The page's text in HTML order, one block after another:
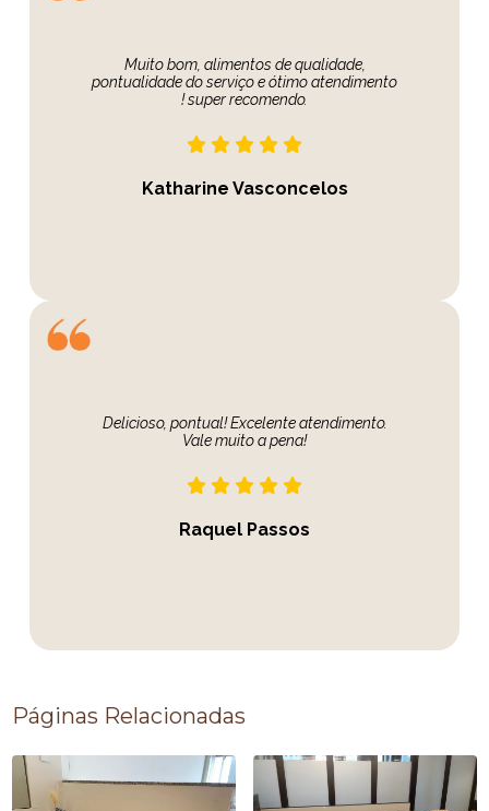
Muito bom, alimentos de qualidade,
pontualidade do serviço e ótimo atendimento
! super recomendo.
Katharine Vasconcelos
Delicioso, pontual! Excelente atendimento.
Vale muito a pena!
Raquel Passos
Páginas Relacionadas